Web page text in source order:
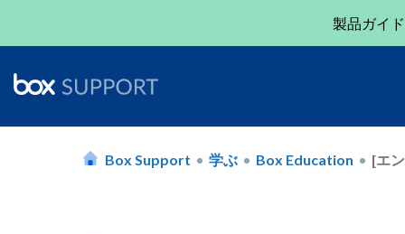
製品ガイ
Box Support 学ぶ Box Education [エ